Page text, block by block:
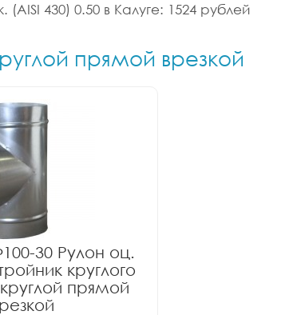
430) 0.50 в Калуге: 1524 рублей
прямой врезкой
30 Рулон оц.
круглого
прямой